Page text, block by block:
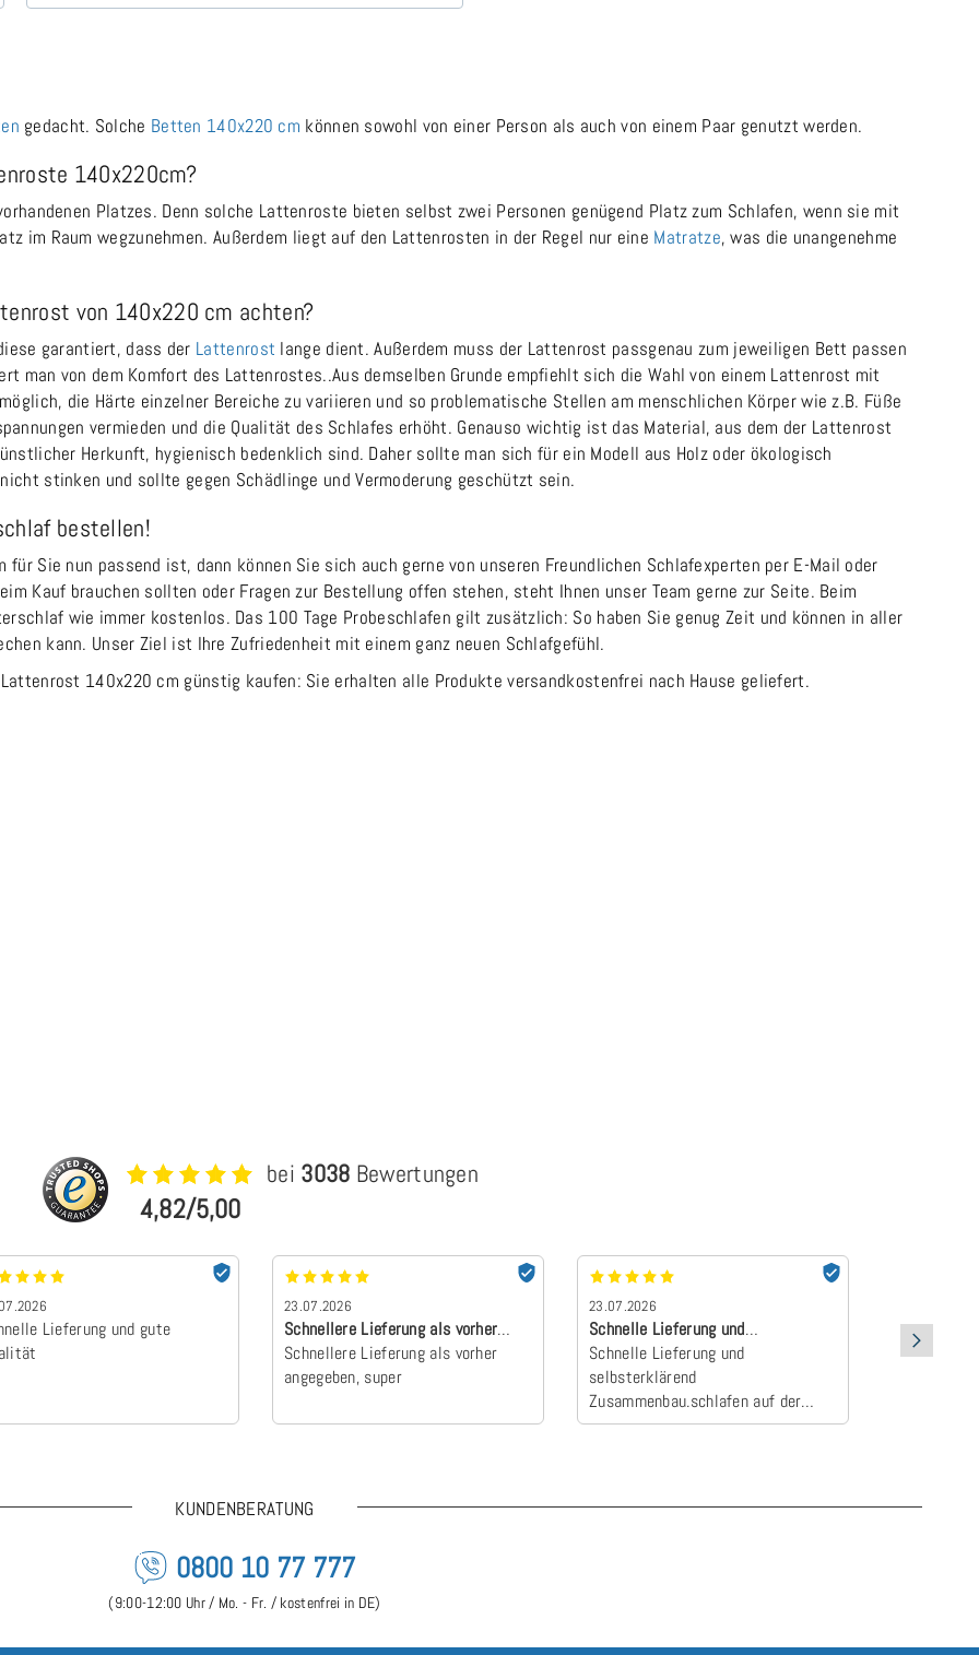
gedacht. Solche Betten 140x220 cm können sowohl von einer Person als auch von einem Paar genutzt werden.
140x220cm?
Platzes. Denn solche Lattenroste bieten selbst zwei Personen genügend Platz zum Schlafen, wenn sie mit
im Raum wegzunehmen. Außerdem liegt auf den Lattenrosten in der Regel nur eine Matratze, was die unangenehme
von 140x220 cm achten?
garantiert, dass der Lattenrost lange dient. Außerdem muss der Lattenrost passgenau zum jeweiligen Bett passen
man von dem Komfort des Lattenrostes..Aus demselben Grunde empfiehlt sich die Wahl von einem Lattenrost mit
die Härte einzelner Bereiche zu variieren und so problematische Stellen am menschlichen Körper wie z.B. Füße
vermieden und die Qualität des Schlafes erhöht. Genauso wichtig ist das Material, aus dem der Lattenrost
Herkunft, hygienisch bedenklich sind. Daher sollte man sich für ein Modell aus Holz oder ökologisch
stinken und sollte gegen Schädlinge und Vermoderung geschützt sein.
bestellen!
Sie nun passend ist, dann können Sie sich auch gerne von unseren Freundlichen Schlafexperten per E-Mail oder
Kauf brauchen sollten oder Fragen zur Bestellung offen stehen, steht Ihnen unser Team gerne zur Seite. Beim
wie immer kostenlos. Das 100 Tage Probeschlafen gilt zusätzlich: So haben Sie genug Zeit und können in aller
kann. Unser Ziel ist Ihre Zufriedenheit mit einem ganz neuen Schlafgefühl.
140x220 cm günstig kaufen: Sie erhalten alle Produkte versandkostenfrei nach Hause geliefert.
4,82/5,00
bei 3038 Bewertungen
Lieferung und gute
23.07.2026
Schnellere Lieferung als vorher
angegebe…
Schnellere Lieferung als vorher
angegeben, super
23.07.2026
Schnelle Lieferung und
selbsterklärend Z…
Schnelle Lieferung und
selbsterklärend
Zusammenbau.schlafen auf der
neuen Matratze einfach himmlisch
absolut
Der
KUNDENBERATUNG
0800 10 77 777
(9:00-12:00 Uhr / Mo. - Fr. / kostenfrei in DE)